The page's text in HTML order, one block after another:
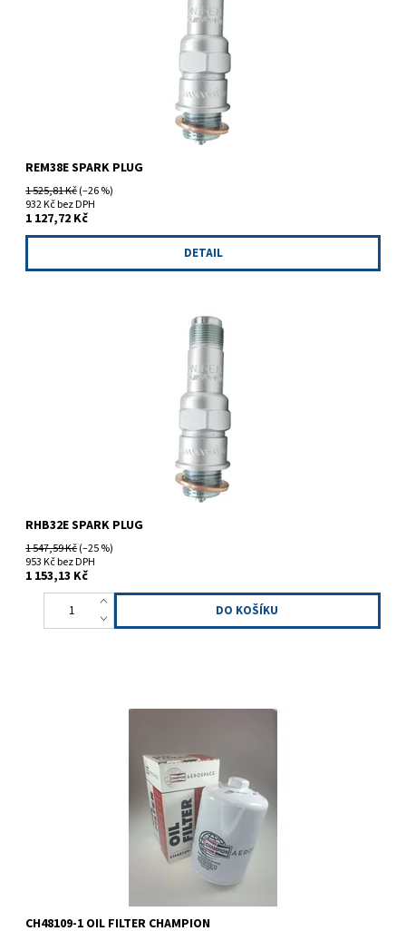
REM38E SPARK PLUG
1 525,81 Kč(–26 %)
932 Kč bez DPH
1 127,72 Kč
DETAIL
RHB32E SPARK PLUG
1 547,59 Kč(–25 %)
953 Kč bez DPH
1 153,13 Kč
CH48109-1 OIL FILTER CHAMPION